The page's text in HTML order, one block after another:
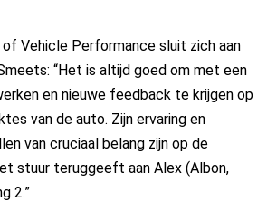
of Vehicle Performance sluit zich aan
“Het is altijd goed om met een
en nieuwe feedback te krijgen op
van de auto. Zijn ervaring en
van cruciaal belang zijn op de
stuur teruggeeft aan Alex (Albon,
2.”